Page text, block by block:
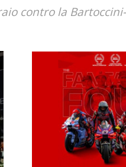
contro la